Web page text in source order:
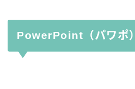
PowerPoint（パワポ）